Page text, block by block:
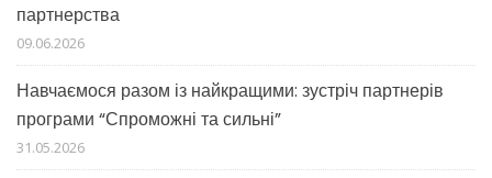
партнерства
09.06.2026
Навчаємося разом із найкращими: зустріч партнерів
програми “Спроможні та сильні”
31.05.2026